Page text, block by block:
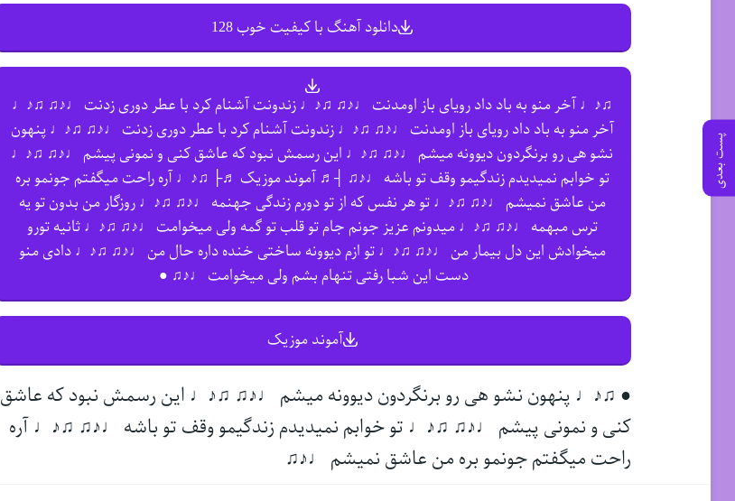
پست بعدی
دانلود آهنگ با کیفیت خوب 128
♫♪♩ آخر منو به باد داد رویای باز اومدنت ♩♪♫ ♫♪♩ زندونت آشنام کرد با عطر دوری زدنت ♩♪♫ ♫♪♩
آخر منو به باد داد رویای باز اومدنت ♩♪♫ ♫♪♩ زندونت آشنام کرد با عطر دوری زدنت ♩♪♫ ♫♪♩ پنهون
نشو هی رو برنگردون دیوونه میشم ♩♪♫ ♫♪♩ این رسمش نبود که عاشق کنی و نمونی پیشم ♩♪♫ ♫♪♩
تو خوابم نمیدیدم زندگیمو وقف تو باشه ♩♪♫ ┤♬ آموند موزیک ♬├ ♫♪♩ آره راحت میگفتم جونمو بره
من عاشق نمیشم ♩♪♫ ♫♪♩ تو هر نفس که از تو دورم زندگی جهنمه ♩♪♫ ♫♪♩ روزگار من بدون تو یه
ترس مبهمه ♩♪♫ ♫♪♩ میدونم عزیز جونم جام تو قلب تو گمه ولی میخوامت ♩♪♫ ♫♪♩ ثانیه تورو
میخوادش این دل بیمار من ♩♪♫ ♫♪♩ تو ازم دیوونه ساختی خنده داره حال من ♩♪♫ ♫♪♩ دادی منو
دست این شبا رفتی تنهام بشم ولی میخوامت ♩♪♫ ●
آموند موزیک
● ♫♪♩ پنهون نشو هی رو برنگردون دیوونه میشم ♩♪♫ ♫♪♩ این رسمش نبود که عاشق
کنی و نمونی پیشم ♩♪♫ ♫♪♩ تو خوابم نمیدیدم زندگیمو وقف تو باشه ♩♪♫ ♫♪♩ آره
راحت میگفتم جونمو بره من عاشق نمیشم ♩♪♫